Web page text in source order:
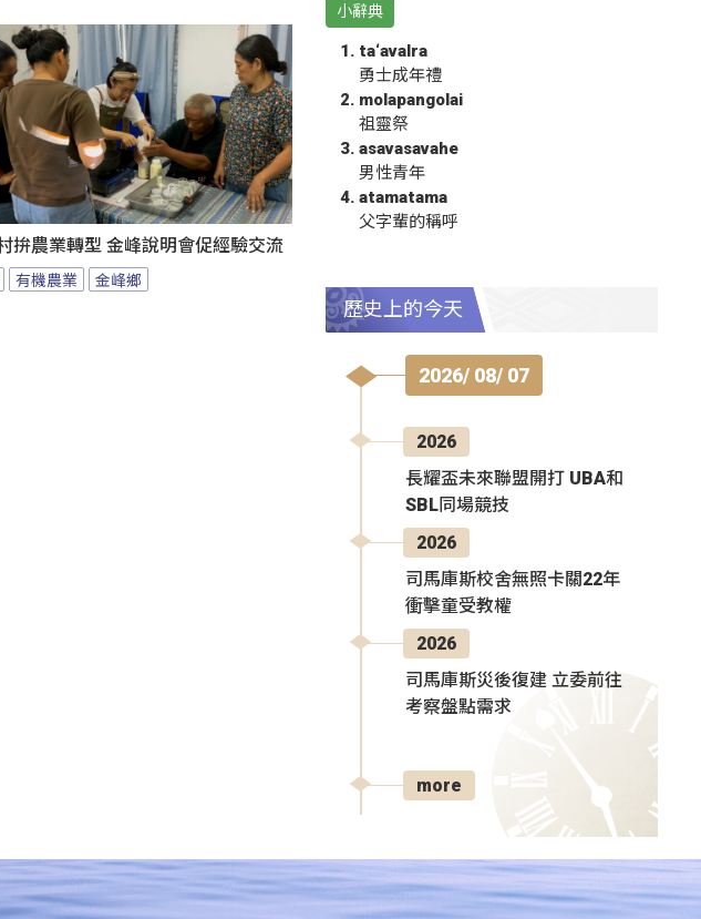
拚農業轉型 金峰說明會促經驗交流
有機農業 金峰鄉
小辭典
ta‘avalra
勇士成年禮
molapangolai
祖靈祭
asavasavahe
男性青年
atamatama
父字輩的稱呼
歷史上的今天
2026/ 08/ 07
2026
長耀盃未來聯盟開打 UBA和
SBL同場競技
2026
司馬庫斯校舍無照卡關22年
衝擊童受教權
2026
司馬庫斯災後復建 立委前往
考察盤點需求
more